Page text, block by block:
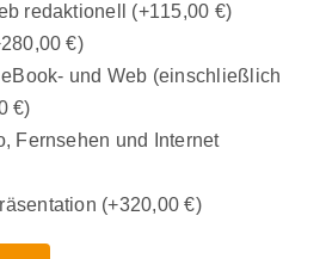
redaktionell (+115,00 €)
280,00€)
und Web (einschließlich
€)
Fernsehen und Internet
(+320,00€)